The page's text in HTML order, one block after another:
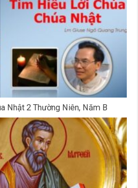
Nhật 2 Thường Niên, Năm B